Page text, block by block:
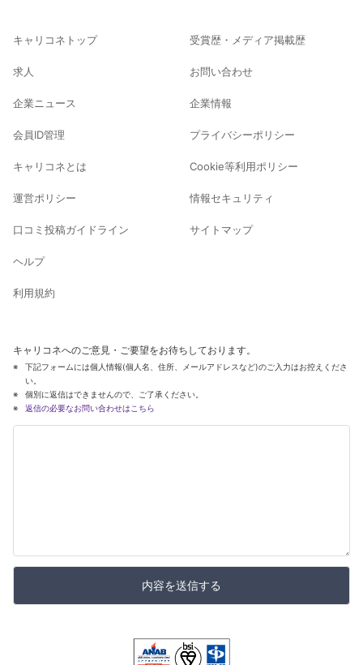
キャリコネトップ
求人
企業ニュース
会員ID管理
キャリコネとは
運営ポリシー
口コミ投稿ガイドライン
ヘルプ
利用規約
受賞歴・メディア掲載歴
お問い合わせ
企業情報
プライバシーポリシー
Cookie等利用ポリシー
情報セキュリティ
サイトマップ
キャリコネへのご意見・ご要望をお待ちしております。
下記フォームには個人情報(個人名、住所、メールアドレスなど)のご入力はお控えくださ
い。
個別に返信はできませんので、ご了承ください。
返信の必要なお問い合わせはこちら
内容を送信する